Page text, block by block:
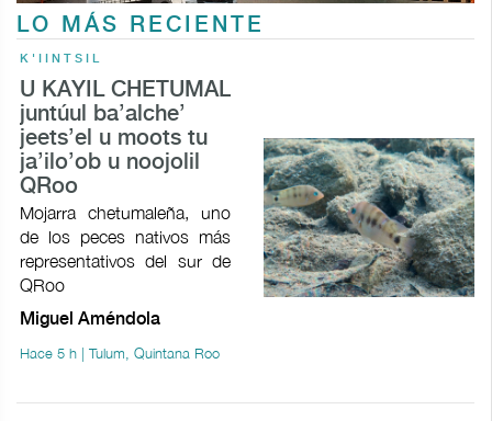
LO MÁS RECIENTE
K'IINTSIL
U KAYIL CHETUMAL
juntúul ba’alche’
jeets’el u moots tu
ja’ilo’ob u noojolil
QRoo
Mojarra chetumaleña, uno
de los peces nativos más
representativos del sur de
QRoo
Miguel Améndola
Hace 5 h | Tulum, Quintana Roo